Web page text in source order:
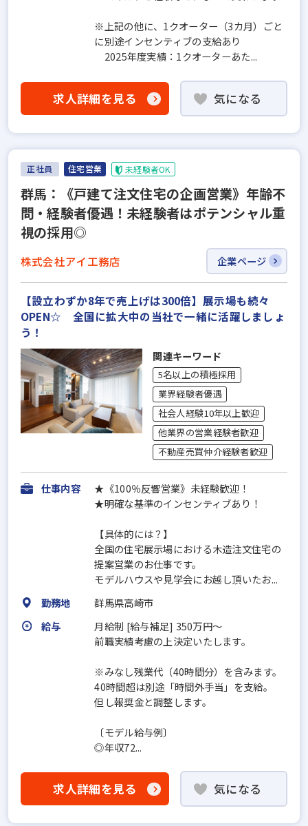
※上記の他に、1クオーター（3カ月）ごと
に別途インセンティブの支給あり
2025年度実績：1クオーターあた...
求人詳細を見る 気になる
正社員 住宅営業 未経験者OK
群馬：《戸建て注文住宅の企画営業》年齢不
問・経験者優遇！未経験者はポテンシャル重
視の採用◎
株式会社アイ工務店 企業ページ
【設立わずか8年で売上げは300倍】展示場も続々
OPEN☆ 全国に拡大中の当社で一緒に活躍しましょ
う！
関連キーワード
5名以上の積極採用
業界経験者優遇
社会人経験10年以上歓迎
他業界の営業経験者歓迎
不動産売買仲介経験者歓迎
仕事内容
★《100％反響営業》未経験歓迎！
★明確な基準のインセンティブあり！
【具体的には？】
全国の住宅展示場における木造注文住宅の
提案営業のお仕事です。
モデルハウスや見学会にお越し頂いたお...
勤務地
群馬県高崎市
給与
月給制 [給与補足] 350万円～
前職実績考慮の上決定いたします。
※みなし残業代（40時間分）を含みます。
40時間超は別途「時間外手当」を支給。
但し報奨金と調整します。
〔モデル給与例〕
◎年収72...
求人詳細を見る 気になる